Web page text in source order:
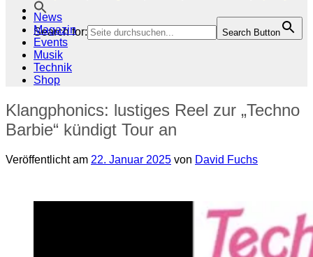
Search for: Search Button
News
Magazin
Events
Musik
Technik
Shop
Klangphonics: lustiges Reel zur „Techno
Barbie“ kündigt Tour an
Veröffentlicht am 22. Januar 2025 von David Fuchs